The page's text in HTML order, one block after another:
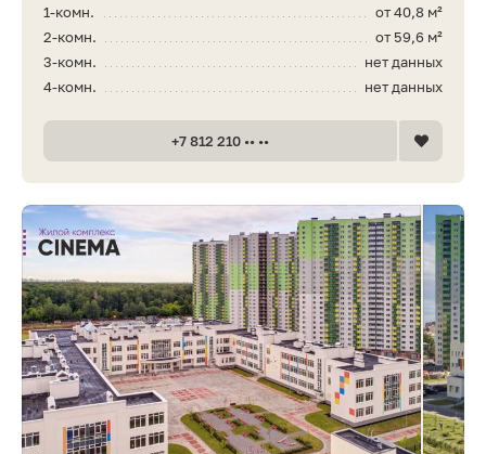
от 40,8 м²
1-комн.
от 59,6 м²
2-комн.
нет данных
3-комн.
нет данных
4-комн.
+7 812 210 •• ••